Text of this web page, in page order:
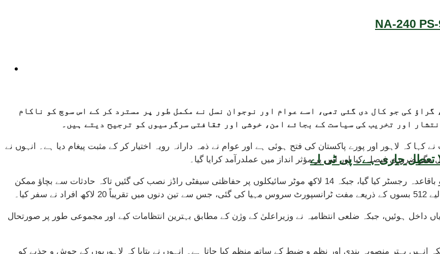
NA-240
تعطل جاری ہے۔ پی ٹی اے
اورنگزیب نے کہا ہے کہ 8 فروری کو جلاؤ، گراؤ کی جو کال دی گئی تھی، اسے عوام اور نوجوان نسل نے مکمل طور پر مسترد کر کے اس سوچ کو ناکام
اور تخریب کی سیاست کے بجائے امن، خوشی اور ثقافتی سرگرمیوں کو ترجیح دیتے ہیں۔
کہ لاہور اور پورے پاکستان کی فتح ہوئی ہے اور عوام نے ذمہ دارانہ رویہ اختیار کر کے مثبت پیغام دیا ہے۔ انہوں نے
ضروری فیصلہ کیا اور اس پر مؤثر انداز میں عملدرآمد کرایا گیا۔
مریم اورنگزیب نے بتایا کہ لاہور میں ڈور اور پتنگ بنانے والے افراد کو باقاعدہ رجسٹر کیا گیا، جبکہ 14 لاکھ موٹر سائیکلوں پر حفاظتی سیفٹی راڈز نصب کی گئیں تاکہ حادثات سے بچاؤ ممکن
کیا۔
کے دوران پنجاب میں 10 لاکھ سے زائد گاڑیاں داخل ہوئیں، جبکہ ضلعی انتظامیہ نے وزیراعلیٰ کے وژن کے مطابق بہترین انتظامات کیے اور مجموعی طور پر صورتحال
انہیں بہتر منصوبہ بندی اور نظم و ضبط کے ساتھ منظم کیا جاتا ہے۔ انہوں نے بتایا کہ لاہوریوں کے جوش و جذبے کو